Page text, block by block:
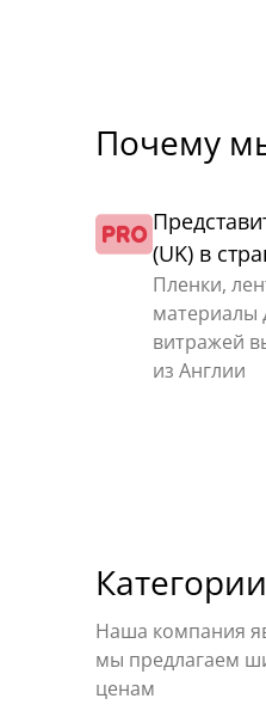
Почему
(UK) в
Пленки,
материалы
витражей
из Англии
Наша компания
мы предлагаем
ценам